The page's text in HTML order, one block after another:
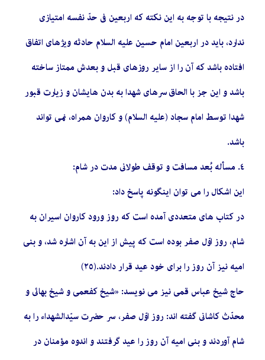
در نتیجه با توجه به این نکته که اربعین فى حدّ نفسه امتیازى
ندارد، باید در اربعین امام حسین علیه السلام حادثه ویژه‏اى اتفاق
افتاده باشد که آن را از سایر روزهاى قبل و بعدش ممتاز ساخته
باشد و این جز با الحاق سرهاى شهدا به بدن‏ هایشان و زیارت قبور
شهدا توسط امام سجاد (علیه السلام) و کاروان همراه، نمى‏ تواند
باشد.
٤. مسأله بُعد مسافت و توقف طولانى مدت در شام:
این اشکال را مى‏ توان این‏گونه پاسخ داد:
در کتاب‏ هاى متعددى آمده است که روز ورود کاروان اسیران به
شام، روز اوّل صفر بوده است که پیش از این به آن اشاره شد، و بنى
امیه نیز آن روز را براى خود عید قرار دادند.(٢٥)
حاج شیخ عباس قمى نیز مى‏ نویسد: «شیخ کفعمى و شیخ بهائى و
محدّث کاشانى گفته‏ اند: روز اوّل صفر، سر حضرت سیّدالشهداء را به
شام آوردند و بنى‏ امیه آن روز را عید گرفتند و اندوه مؤمنان در